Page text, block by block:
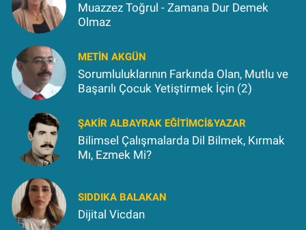
Muazzez Toğrul - Zamana Dur Demek
Olmaz
METIN AKGÜN
Sorumluluklarının Farkında Olan, Mutlu ve
Başarılı Çocuk Yetiştirmek İçin (2)
ŞAKIR ALBAYRAK EĞITIMCI&YAZAR
Bilimsel Çalışmalarda Dil Bilmek, Kırmak
Mı, Ezmek Mi?
SIDDIKA BALAKAN
Dijital Vicdan